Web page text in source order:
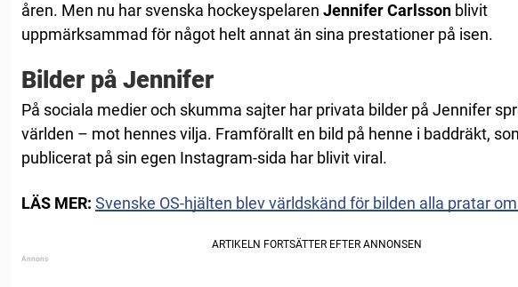
åren. Men nu har svenska hockeyspelaren Jennifer Carlsson blivit
uppmärksammad för något helt annat än sina prestationer på isen.
Bilder på Jennifer
På sociala medier och skumma sajter har privata bilder på Jennifer
världen – mot hennes vilja. Framförallt en bild på henne i baddräkt,
publicerat på sin egen Instagram-sida har blivit viral.
LÄS MER: Svenske OS-hjälten blev världskänd för bilden alla pratar